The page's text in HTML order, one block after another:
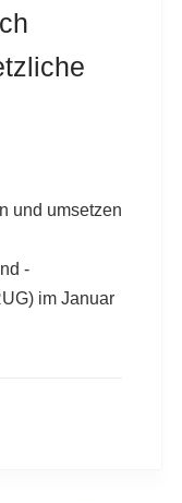
und umsetzen
-
im Januar